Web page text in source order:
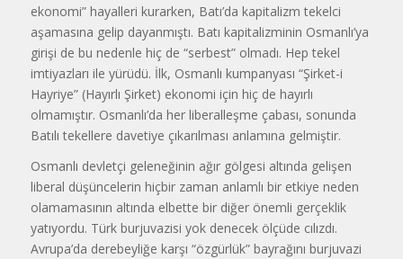
ekonomi” hayalleri kurarken, Batı’da kapitalizm tekelci
aşamasına gelip dayanmıştı. Batı kapitalizminin Osmanlı’ya
girişi de bu nedenle hiç de “serbest” olmadı. Hep tekel
imtiyazları ile yürüdü. İlk, Osmanlı kumpanyası “Şirket-i
Hayriye” (Hayırlı Şirket) ekonomi için hiç de hayırlı
olmamıştır. Osmanlı’da her liberalleşme çabası, sonunda
Batılı tekellere davetiye çıkarılması anlamına gelmiştir.
Osmanlı devletçi geleneğinin ağır gölgesi altında gelişen
liberal düşünce­lerin hiçbir zaman anlamlı bir etkiye neden
olamamasının altında elbette bir diğer önemli gerçeklik
yatıyordu. Türk burjuvazisi yok denecek ölçüde cılızdı.
Avrupa’da derebeyliğe karşı “özgürlük” bayrağını burjuvazi